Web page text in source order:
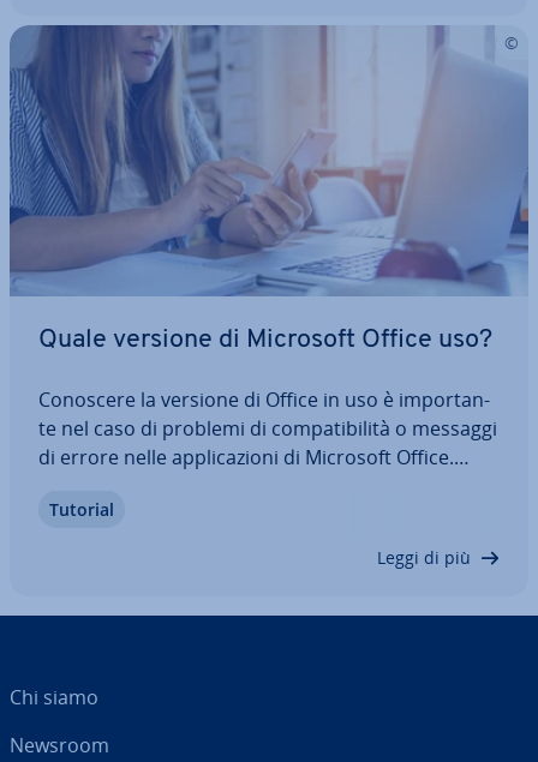
Quale versione di Microsoft Office uso?
Conoscere la versione di Office in uso è im­por­tan­
te nel caso di problemi di com­pa­ti­bi­li­tà o messaggi
di errore nelle ap­pli­ca­zio­ni di Microsoft Office.
dipendono prin­ci­pal­men­te dalla versione di Office
Tutorial
Leggi di più
Chi siamo
Newsroom